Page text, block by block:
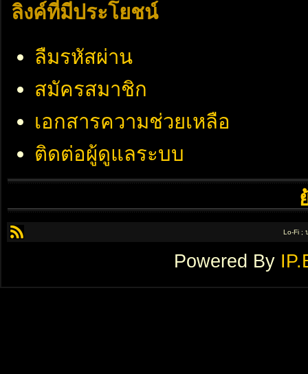
ลิงค์ที่มีประโยชน์
ลืมรหัสผ่าน
สมัครสมาชิก
เอกสารความช่วยเหลือ
ติดต่อผู้ดูแลระบบ
Lo-Fi ;
Powered By